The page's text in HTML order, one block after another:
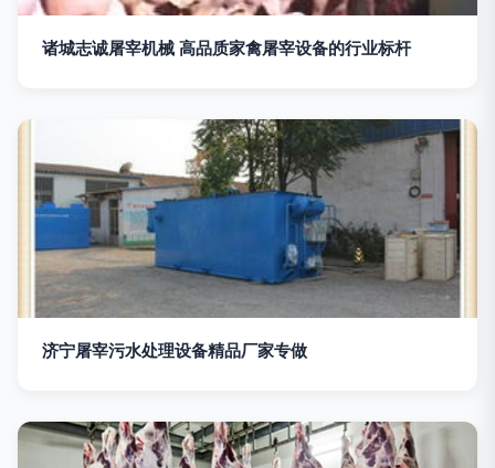
诸城志诚屠宰机械 高品质家禽屠宰设备的行业标杆
济宁屠宰污水处理设备精品厂家专做